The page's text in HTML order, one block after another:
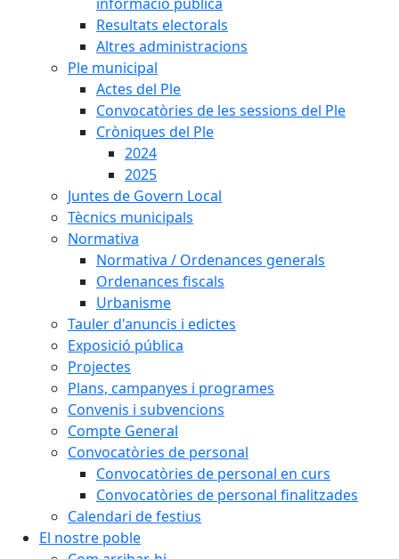
Resultats electorals
Altres administracions
Ple municipal
Actes del Ple
Convocatòries de les sessions del Ple
Cròniques del Ple
2024
2025
Juntes de Govern Local
Tècnics municipals
Normativa
Normativa / Ordenances generals
Ordenances fiscals
Urbanisme
Tauler d'anuncis i edictes
Exposició pública
Projectes
Plans, campanyes i programes
Convenis i subvencions
Compte General
Convocatòries de personal
Convocatòries de personal en curs
Convocatòries de personal finalitzades
Calendari de festius
El nostre poble